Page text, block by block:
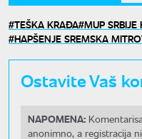
TEŠKA KRAĐA MUP SRBIJE
HAPŠENJE SREMSKA
Ostavite Vaš
NAPOMENA:
anonimno, a registracija